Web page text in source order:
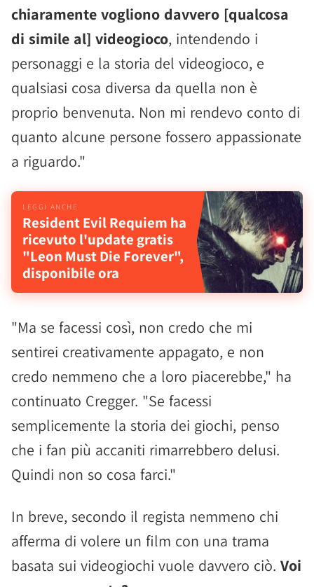
chiaramente vogliono davvero [qualcosa
di simile al] videogioco, intendendo i
personaggi e la storia del videogioco, e
qualsiasi cosa diversa da quella non è
proprio benvenuta. Non mi rendevo conto di
quanto alcune persone fossero appassionate
a riguardo."
Resident Evil Requiem ha
ricevuto l'update gratis
"Leon Must Die Forever",
disponibile ora
"Ma se facessi così, non credo che mi
sentirei creativamente appagato, e non
credo nemmeno che a loro piacerebbe," ha
continuato Cregger. "Se facessi
semplicemente la storia dei giochi, penso
che i fan più accaniti rimarrebbero delusi.
Quindi non so cosa farci."
In breve, secondo il regista nemmeno chi
afferma di volere un film con una trama
basata sui videogiochi vuole davvero ciò. Voi